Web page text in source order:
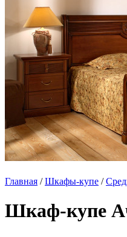
Главная /Шкафы-купе /
Шкаф-купе